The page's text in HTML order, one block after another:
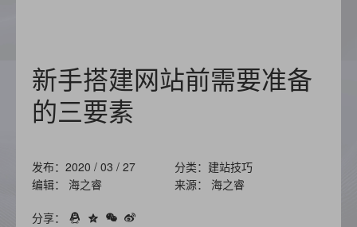
新手搭建网站前需要准备
的三要素
发布：2020 / 03 / 27
分类：建站技巧
编辑： 海之睿
来源： 海之睿
分享：